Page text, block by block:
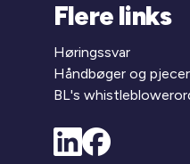
Flere links
Høringssvar
Håndbøger og pjecer
BL's